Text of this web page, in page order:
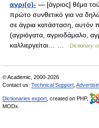
αγρι(ο)- — [άγριος] θέμα τού
πρώτο συνθετικό για να
σε άγρια κατάσταση, αυτόν
(αγριόγατα, αγριοδάμαλο,
καλλιεργείται… …
Dictionary
© Academic, 2000-2026
Contact us: Technical Support
Dictionaries export , created on PHP,
MODx.